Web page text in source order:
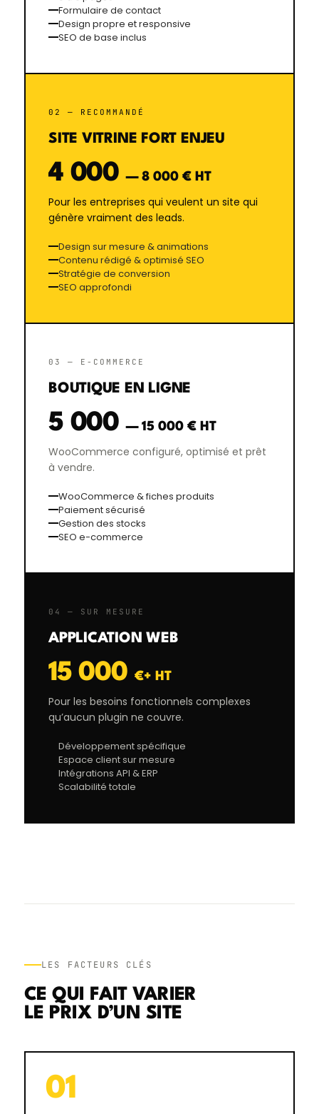
Formulaire de contact
Design propre et responsive
SEO de base inclus
02 — RECOMMANDÉ
SITE VITRINE FORT ENJEU
4 000— 8 000 € HT
Pour les entreprises qui veulent un site qui
génère vraiment des leads.
Design sur mesure & animations
Contenu rédigé & optimisé SEO
Stratégie de conversion
SEO approfondi
03 — E-COMMERCE
BOUTIQUE EN LIGNE
5 000— 15 000 € HT
WooCommerce configuré, optimisé et prêt
à vendre.
WooCommerce & fiches produits
Paiement sécurisé
Gestion des stocks
SEO e-commerce
04 — SUR MESURE
APPLICATION WEB
15 000 €+ HT
Pour les besoins fonctionnels complexes
qu’aucun plugin ne couvre.
Développement spécifique
Espace client sur mesure
Intégrations API & ERP
Scalabilité totale
LES FACTEURS CLÉS
CE QUI FAIT VARIER
LE PRIX D’UN SITE
01